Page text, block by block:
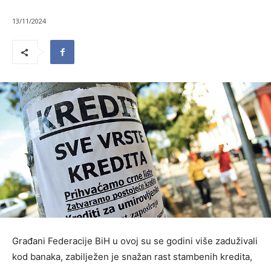
13/11/2024
Građani Federacije BiH u ovoj su se godini više zaduživali
kod banaka, zabilježen je snažan rast stambenih kredita,